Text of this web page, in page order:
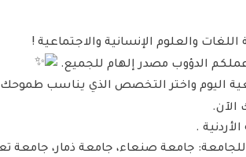
اللغات والعلوم الإنسانية والاجتماعية !
الدؤوب مصدر إلهام للجميع.
اليوم واختر التخصص الذي يناسب
الآن.
الأردنية .
جامعة صنعاء، جامعة ذمار، جامعة